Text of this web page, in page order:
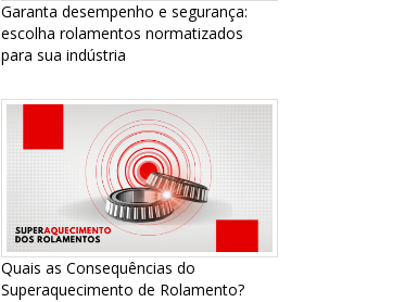
Garanta desempenho e segurança:
escolha rolamentos normatizados
para sua indústria
Quais as Consequências do
Superaquecimento de Rolamento?